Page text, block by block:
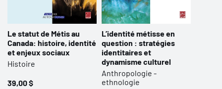
Le statut de Métis au
Canada: histoire, identité
et enjeux sociaux
Histoire
39,00 $
L’identité métisse en
question : stratégies
identitaires et
dynamisme culturel
Anthropologie -
ethnologie